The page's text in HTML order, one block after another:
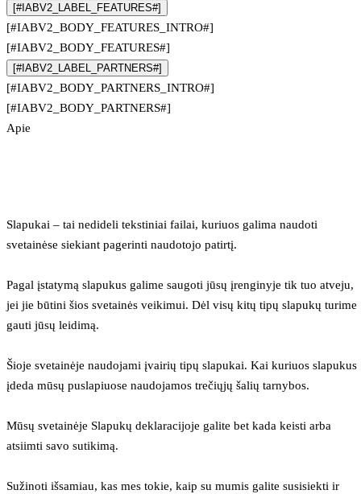
[#IABV2_LABEL_FEATURES#]
[#IABV2_BODY_FEATURES_INTRO#]
[#IABV2_BODY_FEATURES#]
[#IABV2_LABEL_PARTNERS#]
[#IABV2_BODY_PARTNERS_INTRO#]
[#IABV2_BODY_PARTNERS#]
Apie
Slapukai – tai nedideli tekstiniai failai, kuriuos galima naudoti
svetainėse siekiant pagerinti naudotojo patirtį.
Pagal įstatymą slapukus galime saugoti jūsų įrenginyje tik tuo atveju,
jei jie būtini šios svetainės veikimui. Dėl visų kitų tipų slapukų turime
gauti jūsų leidimą.
Šioje svetainėje naudojami įvairių tipų slapukai. Kai kuriuos slapukus
įdeda mūsų puslapiuose naudojamos trečiųjų šalių tarnybos.
Mūsų svetainėje Slapukų deklaracijoje galite bet kada keisti arba
atsiimti savo sutikimą.
Sužinoti išsamiau, kas mes tokie, kaip su mumis galite susisiekti ir